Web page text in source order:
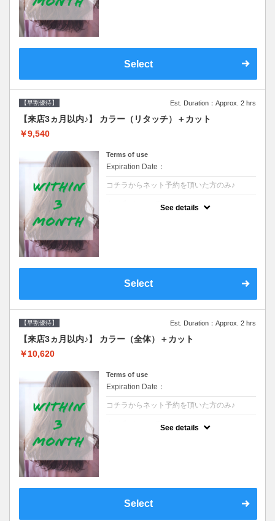
Select
【早割優待】 Est. Duration：Approx. 2 hrs
【来店3ヵ月以内♪】 カラー（リタッチ）＋カット
￥9,540
Terms of use
Expiration Date：
コチラからネット予約を頂いた方のみ♪
See details
Select
【早割優待】 Est. Duration：Approx. 2 hrs
【来店3ヵ月以内♪】 カラー（全体）＋カット
￥10,620
Terms of use
Expiration Date：
コチラからネット予約を頂いた方のみ♪
See details
Select